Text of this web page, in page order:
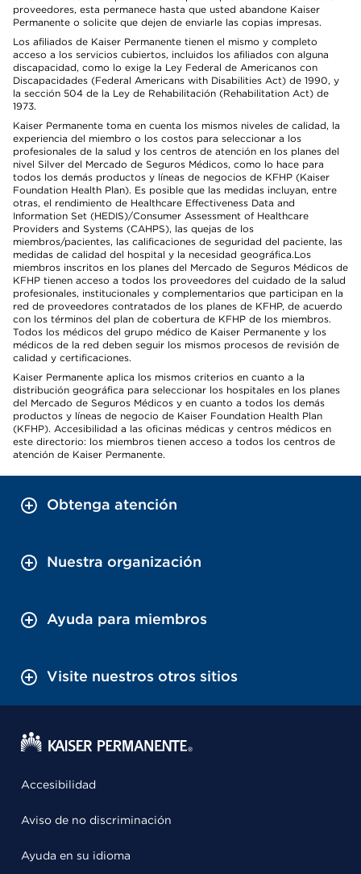
proveedores, esta permanece hasta que usted abandone Kaiser
Permanente o solicite que dejen de enviarle las copias impresas.
Los afiliados de Kaiser Permanente tienen el mismo y completo
acceso a los servicios cubiertos, incluidos los afiliados con alguna
discapacidad, como lo exige la Ley Federal de Americanos con
Discapacidades (Federal Americans with Disabilities Act) de 1990, y
la sección 504 de la Ley de Rehabilitación (Rehabilitation Act) de
1973.
Kaiser Permanente toma en cuenta los mismos niveles de calidad, la
experiencia del miembro o los costos para seleccionar a los
profesionales de la salud y los centros de atención en los planes del
nivel Silver del Mercado de Seguros Médicos, como lo hace para
todos los demás productos y líneas de negocios de KFHP (Kaiser
Foundation Health Plan). Es posible que las medidas incluyan, entre
otras, el rendimiento de Healthcare Effectiveness Data and
Information Set (HEDIS)/Consumer Assessment of Healthcare
Providers and Systems (CAHPS), las quejas de los
miembros/pacientes, las calificaciones de seguridad del paciente, las
medidas de calidad del hospital y la necesidad geográfica.Los
miembros inscritos en los planes del Mercado de Seguros Médicos de
KFHP tienen acceso a todos los proveedores del cuidado de la salud
profesionales, institucionales y complementarios que participan en la
red de proveedores contratados de los planes de KFHP, de acuerdo
con los términos del plan de cobertura de KFHP de los miembros.
Todos los médicos del grupo médico de Kaiser Permanente y los
médicos de la red deben seguir los mismos procesos de revisión de
calidad y certificaciones.
Kaiser Permanente aplica los mismos criterios en cuanto a la
distribución geográfica para seleccionar los hospitales en los planes
del Mercado de Seguros Médicos y en cuanto a todos los demás
productos y líneas de negocio de Kaiser Foundation Health Plan
(KFHP). Accesibilidad a las oficinas médicas y centros médicos en
este directorio: los miembros tienen acceso a todos los centros de
atención de Kaiser Permanente.
Obtenga atención
Nuestra organización
Ayuda para miembros
Visite nuestros otros sitios
Accesibilidad
Aviso de no discriminación
Ayuda en su idioma